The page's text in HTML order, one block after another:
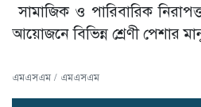
সামাজিক ও পারিবারিক
আয়োজনে বিভিন্ন শ্রেণী পেশার
এমএসএম / এমএসএম